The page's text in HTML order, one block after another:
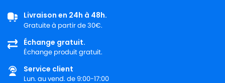
LG-
GOLDSTAR
LG-GOLDSTAR TURBO 2700
LG-
GOLDSTAR
LG-GOLDSTAR TURBO 2900
LG-
Livraison en 24h à 48h.
Gratuite à partir de 30€.
Échange gratuit.
Échange produit gratuit.
Service client
Lun. au vend. de 9:00-17:00